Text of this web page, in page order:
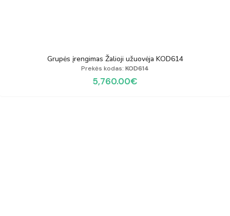
Grupės įrengimas Žalioji užuovėja KOD614
Prekės kodas: KOD614
5,760.00€